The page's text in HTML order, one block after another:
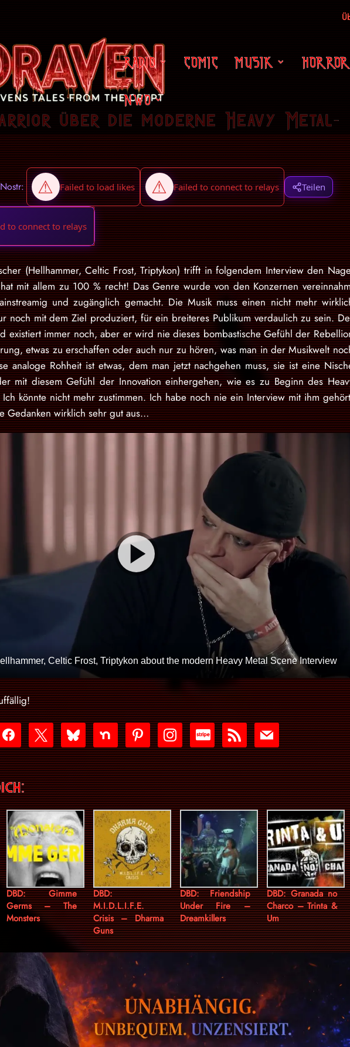
RADIO COMIC MUSIK HORROR
NWO
über die moderne Heavy Metal-
Teilen
(Hellhammer, Celtic Frost, Triptykon) trifft in folgendem Interview den
mit allem zu 100 % recht! Das Genre wurde von den Konzernen
und zugänglich gemacht. Die Musik muss einen nicht mehr
noch mit dem Ziel produziert, für ein breiteres Publikum verdaulich zu sein.
existiert immer noch, aber er wird nie dieses bombastische Gefühl der
etwas zu erschaffen oder auch nur zu hören, was man in der Musikwelt
analoge Rohheit ist etwas, dem man jetzt nachgehen muss, sie ist eine
mit diesem Gefühl der Innovation einhergehen, wie es zu Beginn des
könnte nicht mehr zustimmen. Ich habe noch nie ein Interview mit ihm
Gedanken wirklich sehr gut aus…
Celtic Frost, Triptykon about the modern Heavy Metal Scene Interview
x blueskynextdoorpinterestinstagram
cc-
stripe
rss mail
DBD: Gimme
Germs – The
Monsters
DBD:
M.I.D.L.I.F.E.
Crisis – Dharma
Guns
DBD: Friendship
Under Fire –
Dreamkillers
DBD: Granada no
Charco – Trinta &
Um